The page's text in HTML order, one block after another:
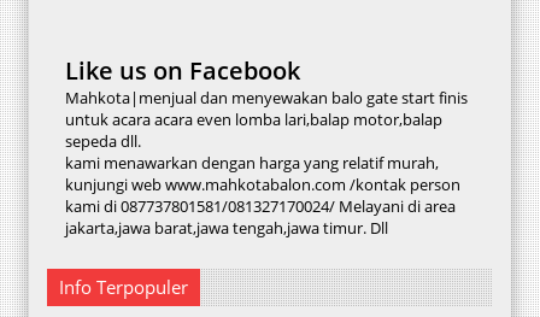
Like us on Facebook
Mahkota|menjual dan menyewakan balo gate start finis
untuk acara acara even lomba lari,balap motor,balap
sepeda dll.
kami menawarkan dengan harga yang relatif murah,
kunjungi web www.mahkotabalon.com /kontak person
kami di 087737801581/081327170024/ Melayani di area
jakarta,jawa barat,jawa tengah,jawa timur. Dll
Info Terpopuler